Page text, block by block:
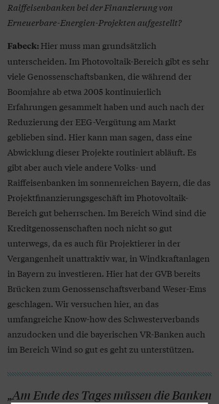
Raiffeisenbanken bei der Finanzierung von
Erneuerbare-Energien-Projekten aufgestellt?
Fabeck:Hier muss man grundsätzlich
unterscheiden. Im Photovoltaik-Bereich gibt es sehr
viele Genossenschaftsbanken, die während der
Boomjahre ab etwa 2005 kontinuierlich
Erfahrungen gesammelt haben und auch nach der
Reduzierung der EEG-Vergütung am Markt
geblieben sind. Hier kann man sagen, dass eine
Abwicklung dieser Projekte routiniert abläuft. Es
gibt aber auch viele andere Volks- und
Raiffeisenbanken im sonnenreichen Bayern, die das
Projektfinanzierungsgeschäft im Photovoltaik-
Bereich gut beherrschen. Im Bereich Wind sind die
Kreditgenossenschaften noch nicht so gut
unterwegs, da es auch für Projektierer in der
Vergangenheit unattraktiv war, in Windkraftanlagen
in Bayern zu investieren. Hier hat der GVB bereits
Brücken zum Genossenschaftsverband Weser-Ems
geschlagen. Wir versuchen hier, an das
umfangreiche Know-how des Schwesterverbands
anzudocken und die bayerischen VR-Banken auch
im Bereich Wind so gut es geht zu unterstützen.
„Am Ende des Tages müssen die Banken